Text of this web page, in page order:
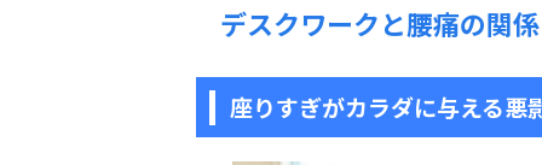
デスクワークと腰痛の関係
座りすぎがカラダに与える悪